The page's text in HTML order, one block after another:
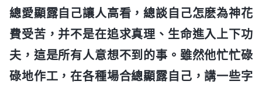
總愛顯露自己讓人高看，總談自己怎麽為神花
費受苦，并不是在追求真理、生命進入上下功
夫，這是所有人意想不到的事。雖然他忙忙碌
碌地作工，在各種場合總顯露自己，講一些字